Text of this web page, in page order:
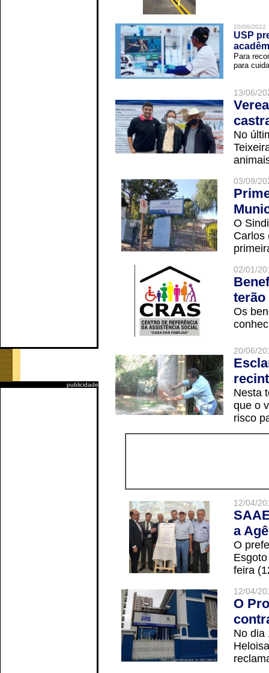
publicidade
20/06/2022
USP
Para
para
13/06/
No
03/09/
O
Carlos
02/01/
terão
Os
20/06/
Nesta
que o
risco
12/04/
a
O
feira
12/04/
O
No dia